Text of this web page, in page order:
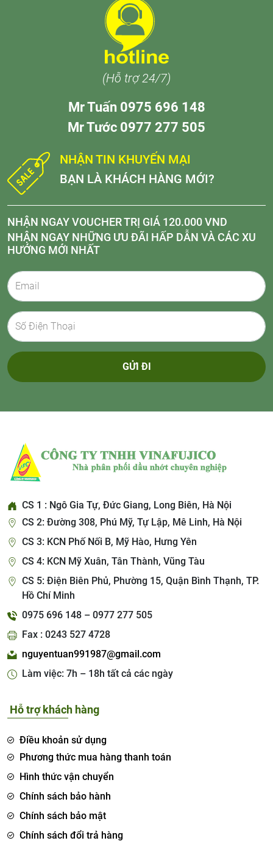
(Hỗ trợ 24/7)
Mr Tuấn 0975 696 148
Mr Tước 0977 277 505
NHẬN TIN KHUYẾN MẠI
BẠN LÀ KHÁCH HÀNG MỚI?
NHẬN NGAY VOUCHER TRỊ GIÁ 120.000 VND
NHẬN NGAY NHỮNG ƯU ĐÃI HẤP DẪN VÀ CÁC XU
HƯỚNG MỚI NHẤT
GỬI ĐI
CS 1 : Ngô Gia Tự, Đức Giang, Long Biên, Hà Nội
CS 2: Đường 308, Phú Mỹ, Tự Lập, Mê Linh, Hà Nội
CS 3: KCN Phố Nối B, Mỹ Hào, Hưng Yên
CS 4: KCN Mỹ Xuân, Tân Thành, Vũng Tàu
CS 5: Điện Biên Phủ, Phường 15, Quận Bình Thạnh, TP.
Hồ Chí Minh
0975 696 148 – 0977 277 505
Fax : 0243 527 4728
nguyentuan991987@gmail.com
Làm việc: 7h – 18h tất cả các ngày
Hỗ trợ khách hàng
Điều khoản sử dụng
Phương thức mua hàng thanh toán
Hình thức vận chuyển
Chính sách bảo hành
Chính sách bảo mật
Chính sách đổi trả hàng